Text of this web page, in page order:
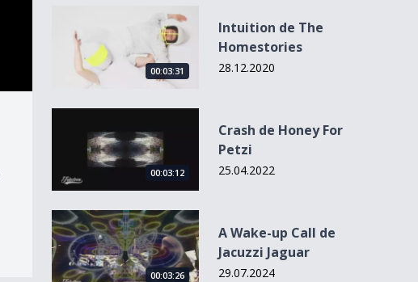
Intuition de The Homestories
00:03:31
Intuition de The
Homestories
28.12.2020
00:03:12
Crash de Honey For
Petzi
25.04.2022
A Wake-up Call de Jacuzzi Jaguar
00:03:26
A Wake-up Call de
Jacuzzi Jaguar
29.07.2024